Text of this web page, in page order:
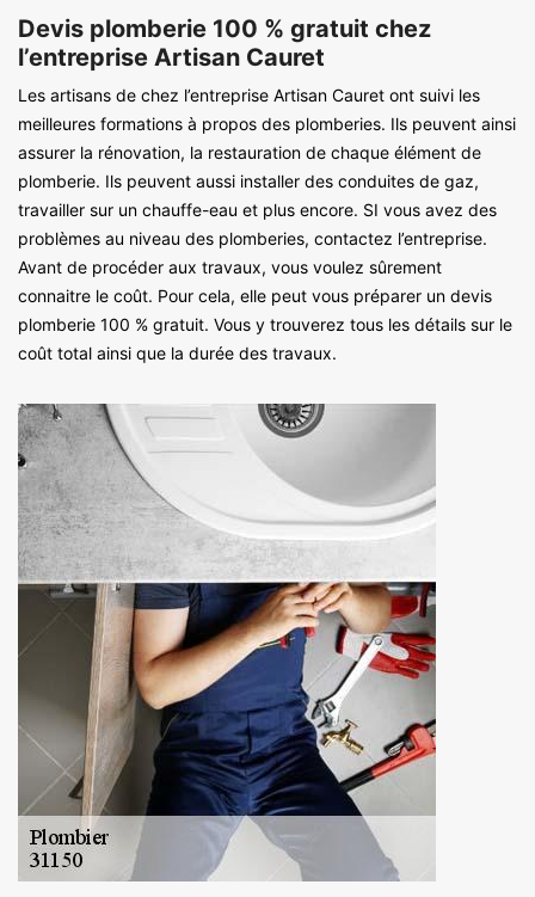
Devis plomberie 100 % gratuit chez
l’entreprise Artisan Cauret
Les artisans de chez l’entreprise Artisan Cauret ont suivi les
meilleures formations à propos des plomberies. Ils peuvent ainsi
assurer la rénovation, la restauration de chaque élément de
plomberie. Ils peuvent aussi installer des conduites de gaz,
travailler sur un chauffe-eau et plus encore. SI vous avez des
problèmes au niveau des plomberies, contactez l’entreprise.
Avant de procéder aux travaux, vous voulez sûrement
connaitre le coût. Pour cela, elle peut vous préparer un devis
plomberie 100 % gratuit. Vous y trouverez tous les détails sur le
coût total ainsi que la durée des travaux.